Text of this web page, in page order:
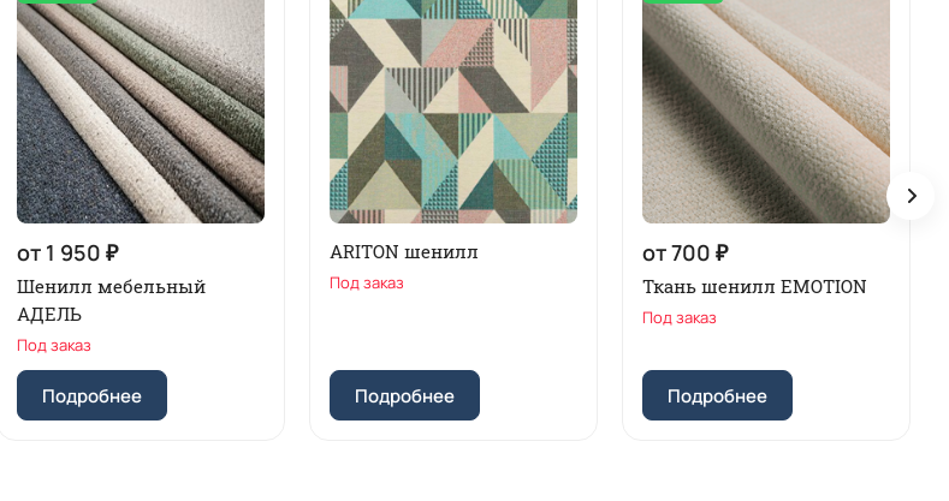
от 1 950 ₽
Шенилл мебельный
АДЕЛЬ
Под заказ
Подробнее
ARITON шенилл
Под заказ
Подробнее
от 700 ₽
Ткань шенилл EMOTION
Под заказ
Подробнее